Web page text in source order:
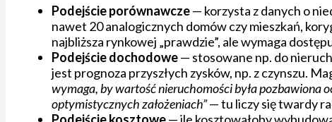
Podejście porównawcze— korzysta z danych o
nawet 20 analogicznych domów czy mieszkań,
najbliższa rynkowej „prawdzie”, ale wymaga
Podejście dochodowe— stosowane np. do
jest prognoza przyszłych zysków, np. z czynszu.
wymaga, by wartość nieruchomości była pozbawiona
optymistycznych założeniach”— tu liczy się twardy